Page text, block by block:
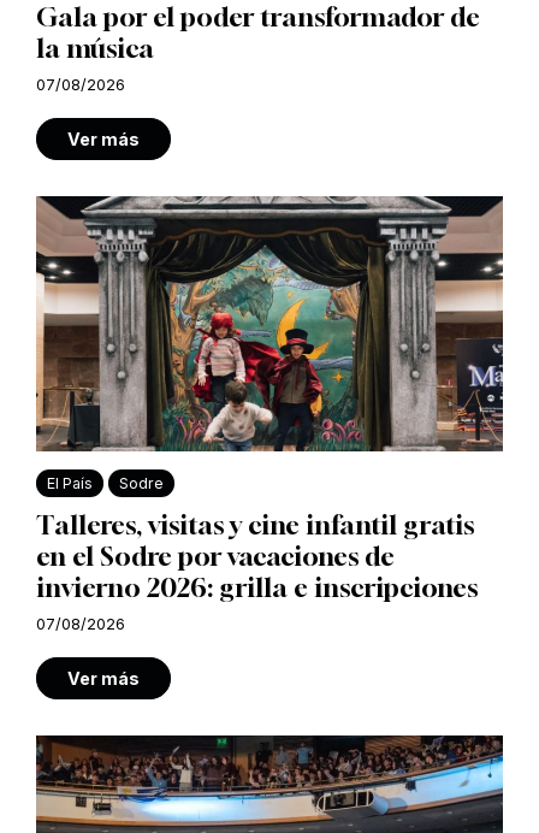
Gala por el poder transformador de
la música
07/08/2026
Ver más
El País Sodre
Talleres, visitas y cine infantil gratis
en el Sodre por vacaciones de
invierno 2026: grilla e inscripciones
07/08/2026
Ver más